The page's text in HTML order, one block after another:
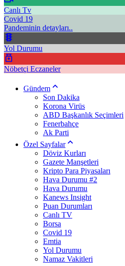
Canlı Tv
Covid 19
Pandeminin detayları..
Yol Durumu
Nöbetçi Eczaneler
Gündem
Son Dakika
Korona Virüs
ABD Başkanlık Seçimleri
Fenerbahçe
Ak Parti
Özel Sayfalar
Döviz Kurları
Gazete Manşetleri
Kripto Para Piyasaları
Hava Durumu #2
Hava Durumu
Kanews Insight
Puan Durumları
Canlı TV
Borsa
Covid 19
Emtia
Yol Durumu
Namaz Vakitleri